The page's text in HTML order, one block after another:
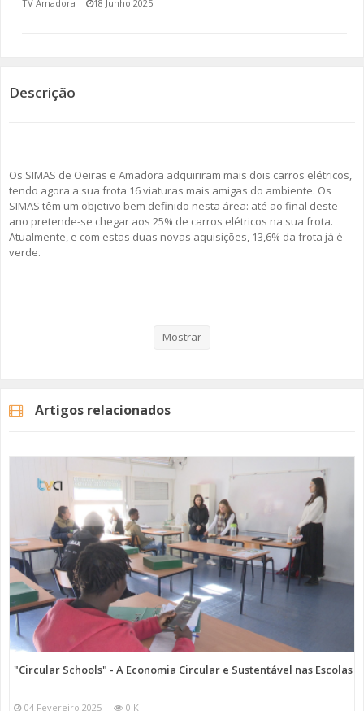
AMADORA LIGA À RESILIÊNCIA
(RE) PENSAMENTOS
ECOMOVE-TE
TV Amadora 18 Junho 2025
Descrição
Os SIMAS de Oeiras e Amadora adquiriram mais dois carros elétricos,
tendo agora a sua frota 16 viaturas mais amigas do ambiente. Os
SIMAS têm um objetivo bem definido nesta área: até ao final deste
ano pretende-se chegar aos 25% de carros elétricos na sua frota.
Atualmente, e com estas duas novas aquisições, 13,6% da frota já é
verde.
sonora, em meio urbano, e ao mesmo tempo não há a emissão de
Imagem: SIMAS de Oeiras e Amadora
Categorias Noticias Atualidade
Mostrar
Artigos relacionados
"Circular Schools" - A Economia Circular e Sustentável nas Escolas
04 Fevereiro 2025 0 K